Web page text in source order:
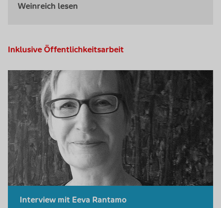
Weinreich lesen
Inklusive Öffentlichkeitsarbeit
Interview mit Eeva Rantamo